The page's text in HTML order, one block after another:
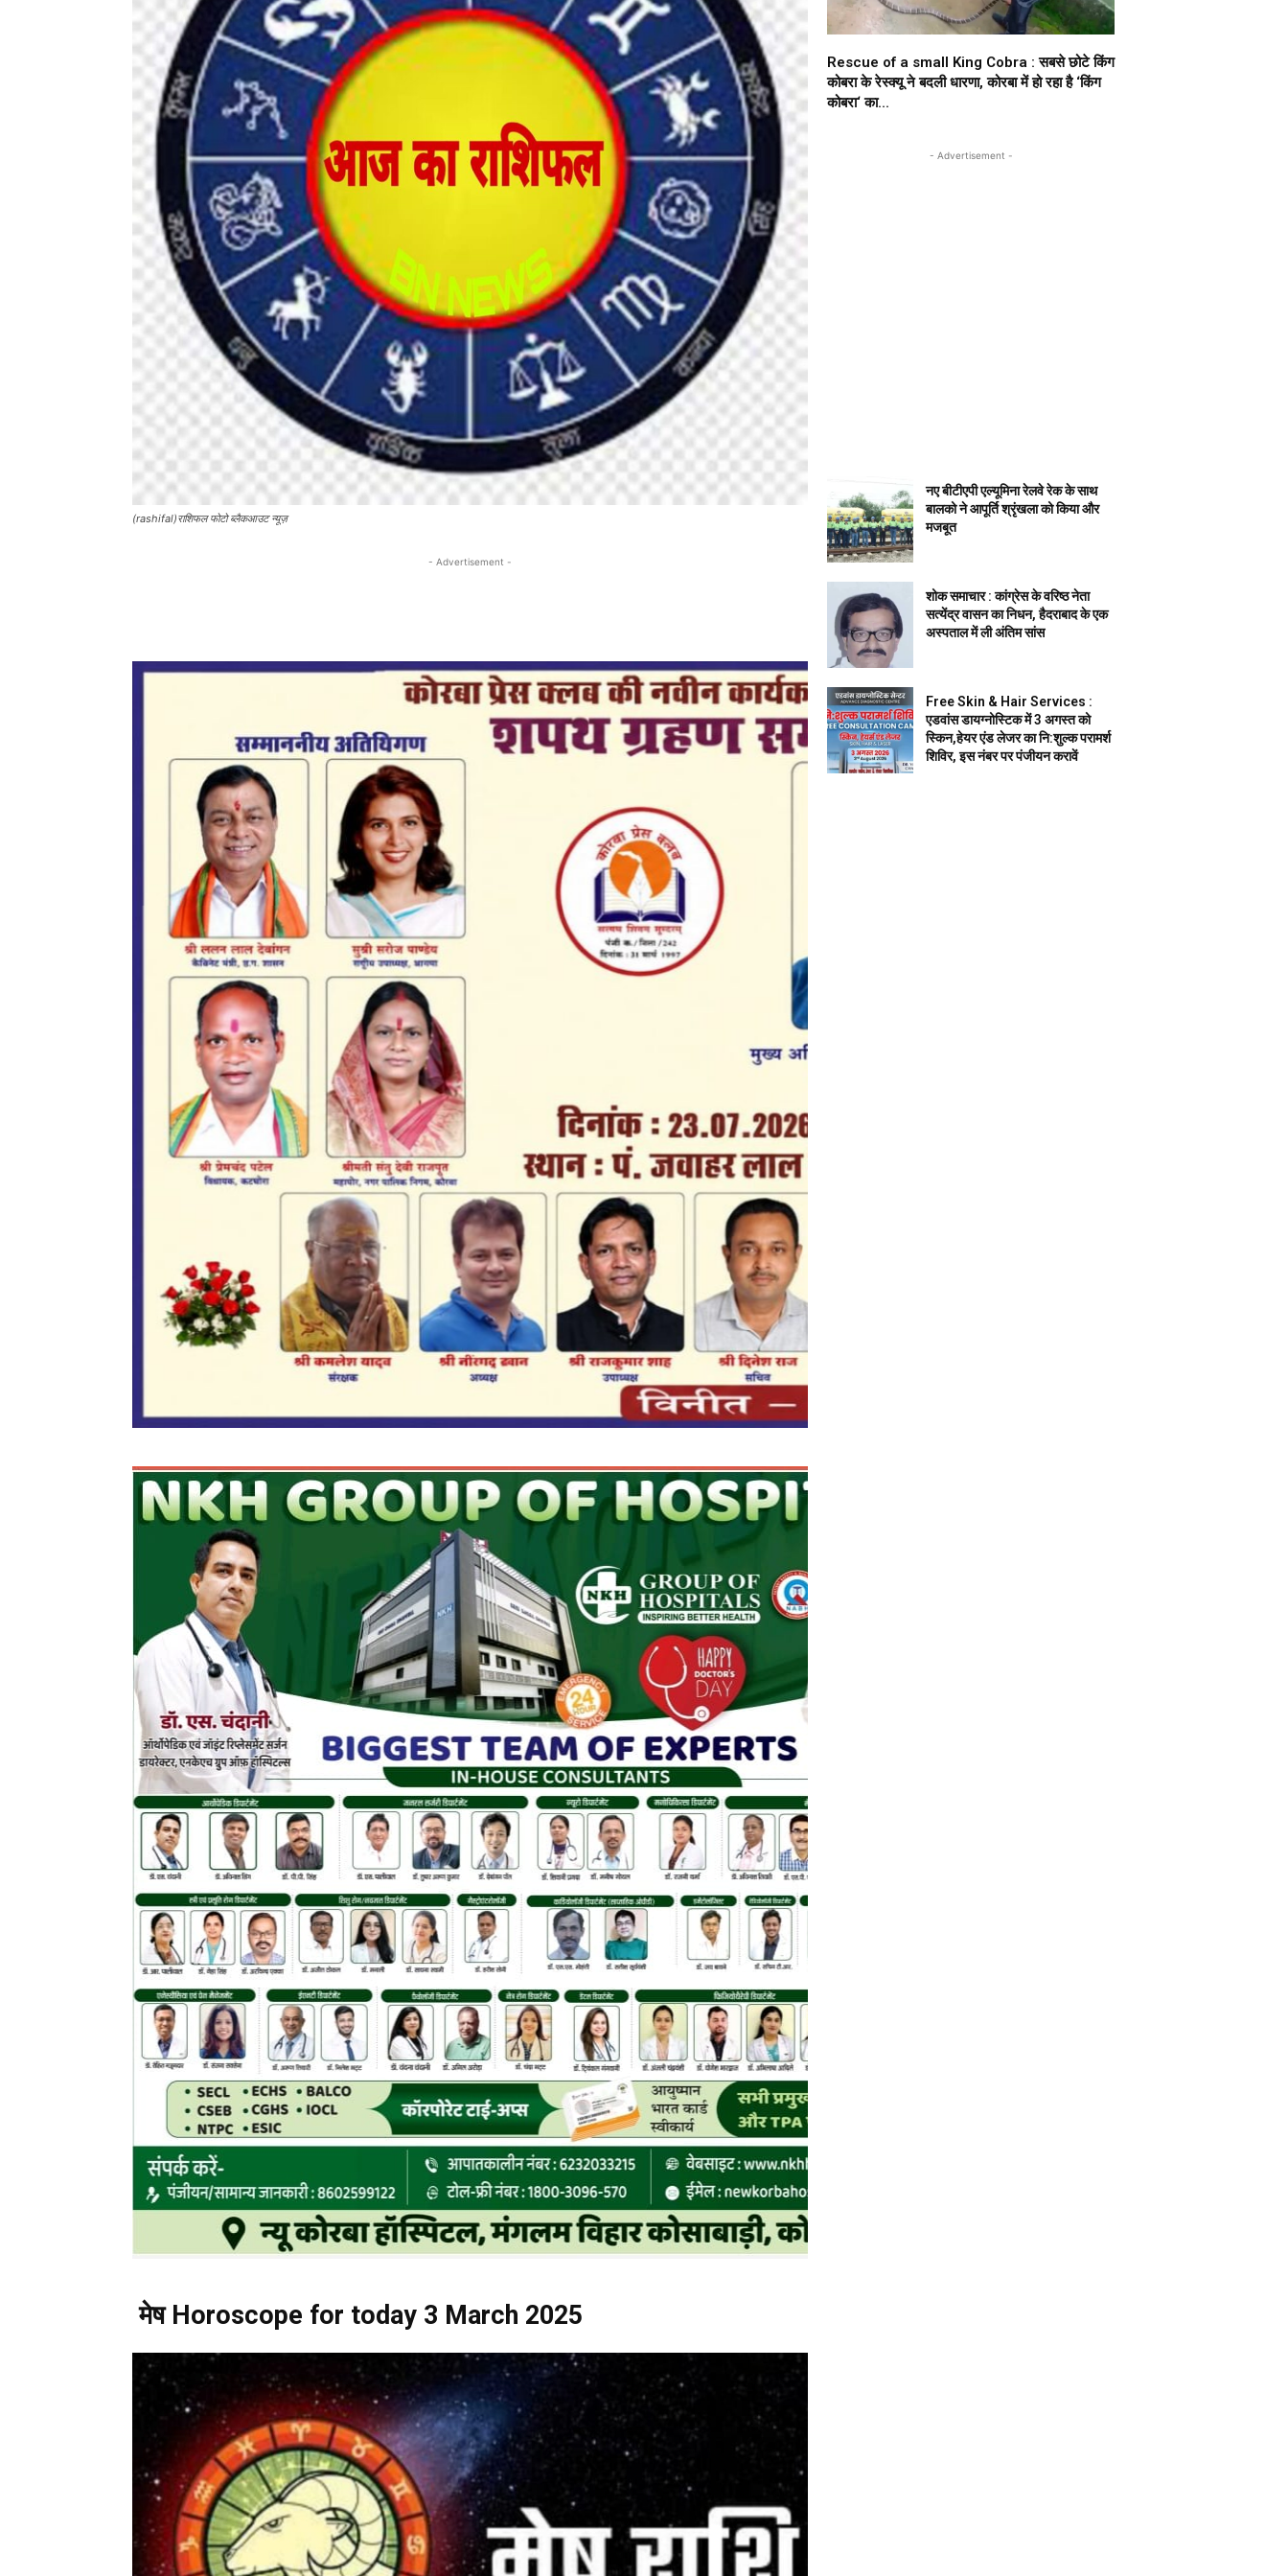
(rashifal)राशिफल फोटो ब्लैकआउट न्यूज़
- Advertisement -
मेष Horoscope for today 3 March 2025
Rescue of a small King Cobra : सबसे छोटे किंग
कोबरा के रेस्क्यू ने बदली धारणा, कोरबा में हो रहा है ‘किंग
कोबरा‘ का...
- Advertisement -
नए बीटीएपी एल्यूमिना रेलवे रेक के साथ
बालको ने आपूर्ति श्रृंखला को किया और
मजबूत
शोक समाचार : कांग्रेस के वरिष्ठ नेता
सत्येंद्र वासन का निधन, हैदराबाद के एक
अस्पताल में ली अंतिम सांस
Free Skin & Hair Services :
एडवांस डायग्नोस्टिक में 3 अगस्त को
स्किन,हेयर एंड लेजर का नि:शुल्क परामर्श
शिविर, इस नंबर पर पंजीयन करावें